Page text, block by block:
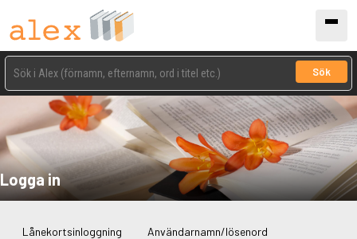
Sök
Logga in
Lånekortsinloggning Användarnamn/lösenord